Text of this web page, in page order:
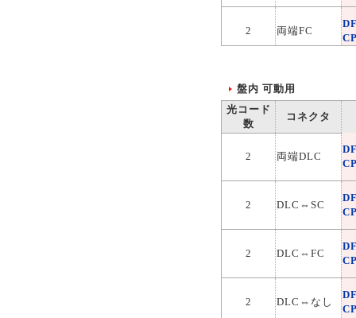
2 両端FC
盤内 可動用
光コード
数
コネクタ
2 両端DLC
2 DLC⇔SC
2 DLC⇔FC
2 DLC⇔なし